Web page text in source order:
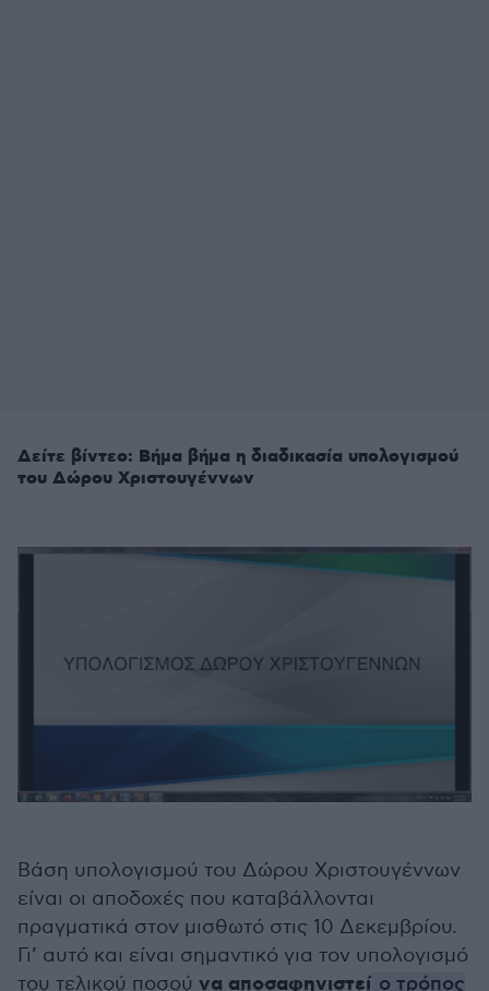
Δείτε βίντεο: Βήμα βήμα η διαδικασία υπολογισμού
του Δώρου Χριστουγέννων
Βάση υπολογισμού του Δώρου Χριστουγέννων
είναι οι αποδοχές που καταβάλλονται
πραγματικά στον μισθωτό στις 10 Δεκεμβρίου.
Γι’ αυτό και είναι σημαντικό για τον υπολογισμό
του τελικού ποσού να αποσαφηνιστεί ο τρόπος